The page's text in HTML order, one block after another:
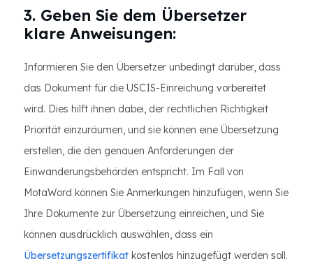
3. Geben Sie dem Übersetzer
klare Anweisungen:
Informieren Sie den Übersetzer unbedingt darüber, dass
das Dokument für die USCIS-Einreichung vorbereitet
wird. Dies hilft ihnen dabei, der rechtlichen Richtigkeit
Priorität einzuräumen, und sie können eine Übersetzung
erstellen, die den genauen Anforderungen der
Einwanderungsbehörden entspricht. Im Fall von
MotaWord können Sie Anmerkungen hinzufügen, wenn Sie
Ihre Dokumente zur Übersetzung einreichen, und Sie
können ausdrücklich auswählen, dass ein
Übersetzungszertifikat kostenlos hinzugefügt werden soll.